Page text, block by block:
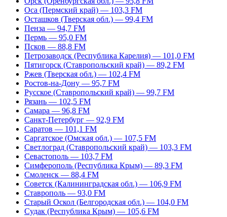
Оса (Пермский край) — 103,3 FM
Осташков (Тверская обл.) — 99,4 FM
Пенза — 94,7 FM
Пермь — 95,0 FM
Псков — 88,8 FM
Петрозаводск (Республика Карелия) — 101,0 FM
Пятигорск (Ставропольский край) — 89,2 FM
Ржев (Тверская обл.) — 102,4 FM
Ростов-на-Дону — 95,7 FM
Русское (Ставропольский край) — 99,7 FM
Рязань — 102,5 FM
Самара — 96,8 FM
Санкт-Петербург — 92,9 FM
Саратов — 101,1 FM
Саргатское (Омская обл.) — 107,5 FM
Светлоград (Ставропольский край) — 103,3 FM
Севастополь — 103,7 FM
Симферополь (Республика Крым) — 89,3 FM
Смоленск — 88,4 FM
Советск (Калининградская обл.) — 106,9 FM
Ставрополь — 93,0 FM
Старый Оскол (Белгородская обл.) — 104,0 FM
Судак (Республика Крым) — 105,6 FM